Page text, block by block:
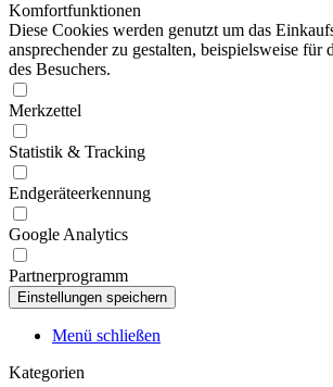
Komfortfunktionen
Diese Cookies werden genutzt um das
ansprechender zu gestalten, beispielsweise für
des Besuchers.
Merkzettel
Statistik & Tracking
Endgeräteerkennung
Google Analytics
Partnerprogramm
Menü schließen
Kategorien